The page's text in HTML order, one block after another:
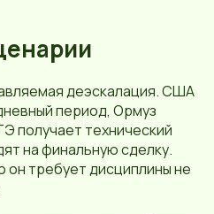
деэскалация. США
период, Ормуз
получает технический
на финальную сделку.
он требует дисциплины не